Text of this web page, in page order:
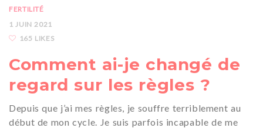
FERTILITÉ
1 JUIN 2021
165 LIKES
Comment ai-je changé de
regard sur les règles ?
Depuis que j’ai mes règles, je souffre terriblement au
début de mon cycle. Je suis parfois incapable de me